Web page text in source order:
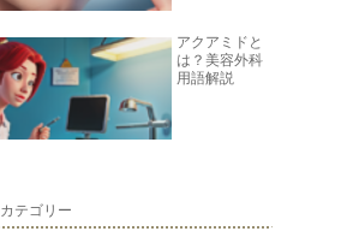
アクアミドと
は？美容外科
用語解説
カテゴリー